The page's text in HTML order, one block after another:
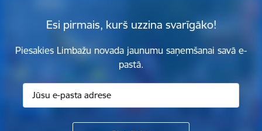
Esi pirmais, kurš uzzina svarīgāko!
Piesakies Limbažu novada jaunumu saņemšanai savā e-
pastā.